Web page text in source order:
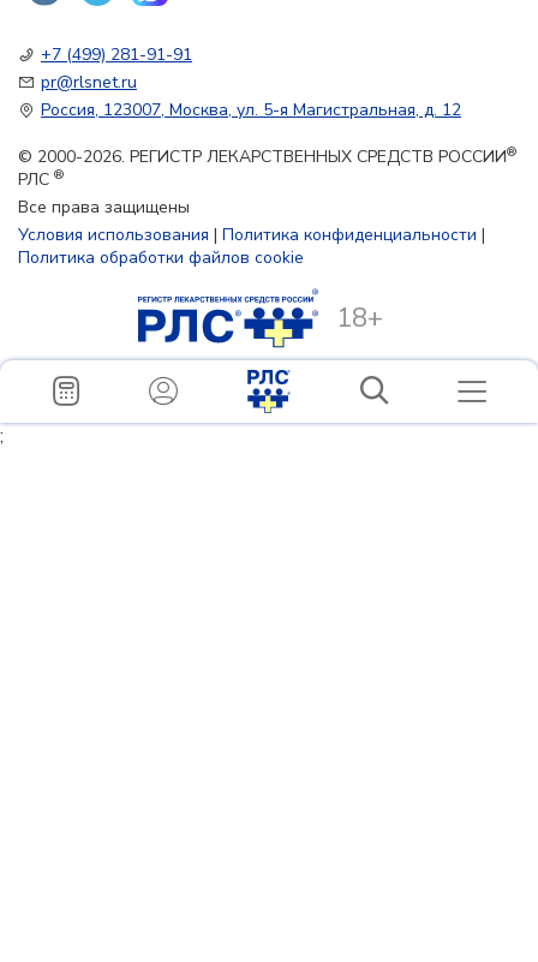
+7 (499) 281-91-91
pr@rlsnet.ru
Россия, 123007, Москва, ул. 5-я Магистральная, д. 12
© 2000-2026. РЕГИСТР ЛЕКАРСТВЕННЫХ СРЕДСТВ РОССИИ®
РЛС ®
Все права защищены
Условия использования | Политика конфиденциальности |
Политика обработки файлов cookie
18+
;